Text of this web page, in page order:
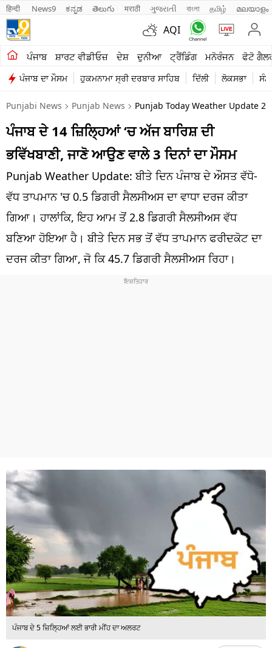
हिन्दी News9 ಕನ್ನಡ తెలుగు मराठी ગુજરાતી বাংলা தமிழ் മലയാളം
AQI
ਪੰਜਾਬ ਸ਼ਾਰਟ ਵੀਡੀਓਜ਼ ਦੇਸ਼ ਦੁਨੀਆ ਟ੍ਰੈਂਡਿੰਗ ਮਨੋਰੰਜਨ ਫੋਟੋ
ਪੰਜਾਬ ਦਾ ਮੌਸਮ ਹੁਕਮਨਾਮਾ ਸ੍ਰੀ ਦਰਬਾਰ ਸਾਹਿਬ ਦਿੱਲੀ ਲੋਕਸਭਾ
ਖੇਤੀਬਾੜੀ
ਸ਼ਾਰਟ ਵੀਡੀਓਜ਼
ਕਾਰੋਬਾਰ
ਕਰਿਅਰ
ਦੇਸ਼
ਲਾਈਫ ਸਟਾਈਲ
Punjabi News Punjab News Punjab Today Weather Update
ਪੰਜਾਬ ਦੇ 14 ਜ਼ਿਲ੍ਹਿਆਂ ‘ਚ ਅੱਜ ਬਾਰਿਸ਼ ਦੀ
ਭਵਿੱਖਬਾਣੀ, ਜਾਣੋ ਆਉਣ ਵਾਲੇ 3 ਦਿਨਾਂ ਦਾ ਮੌਸਮ
Punjab Weather Update: ਬੀਤੇ ਦਿਨ ਪੰਜਾਬ ਦੇ ਔਸਤ ਵੱਧੋ-
ਵੱਧ ਤਾਪਮਾਨ 'ਚ 0.5 ਡਿਗਰੀ ਸੈਲਸੀਅਸ ਦਾ ਵਾਧਾ ਦਰਜ ਕੀਤਾ
ਗਿਆ। ਹਾਲਾਂਕਿ, ਇਹ ਆਮ ਤੋਂ 2.8 ਡਿਗਰੀ ਸੈਲਸੀਅਸ ਵੱਧ
ਬਣਿਆ ਹੋਇਆ ਹੈ। ਬੀਤੇ ਦਿਨ ਸਭ ਤੋਂ ਵੱਧ ਤਾਪਮਾਨ ਫਰੀਦਕੋਟ ਦਾ
ਦਰਜ ਕੀਤਾ ਗਿਆ, ਜੋ ਕਿ 45.7 ਡਿਗਰੀ ਸੈਲਸੀਅਸ ਰਿਹਾ।
ਪੰਜਾਬ ਦੇ 5 ਜ਼ਿਲ੍ਹਿਆਂ ਲਈ ਭਾਰੀ ਮੀਂਹ ਦਾ ਅਲਰਟ